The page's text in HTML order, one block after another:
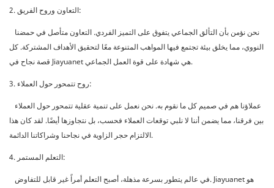
2. التعاون وروح الفريق:
النووي، مما يخلق بيئة تجتمع فيها المواهب المتنوعة معًا لتحقيق الأهداف المشتركة. كل
قصة نجاح في Jiayuanet هي شهادة على قوة العمل الجماعي.
3. روح تتمحور حول العملاء:
بين فرقنا، مما يضمن أننا لا نلبي توقعات العملاء فحسب، بل نتجاوزها أيضًا. لقد كان هذا
الالتزام حجر الزاوية في نجاحنا وشراكاتنا الدائمة.
4. التعلم المستمر: